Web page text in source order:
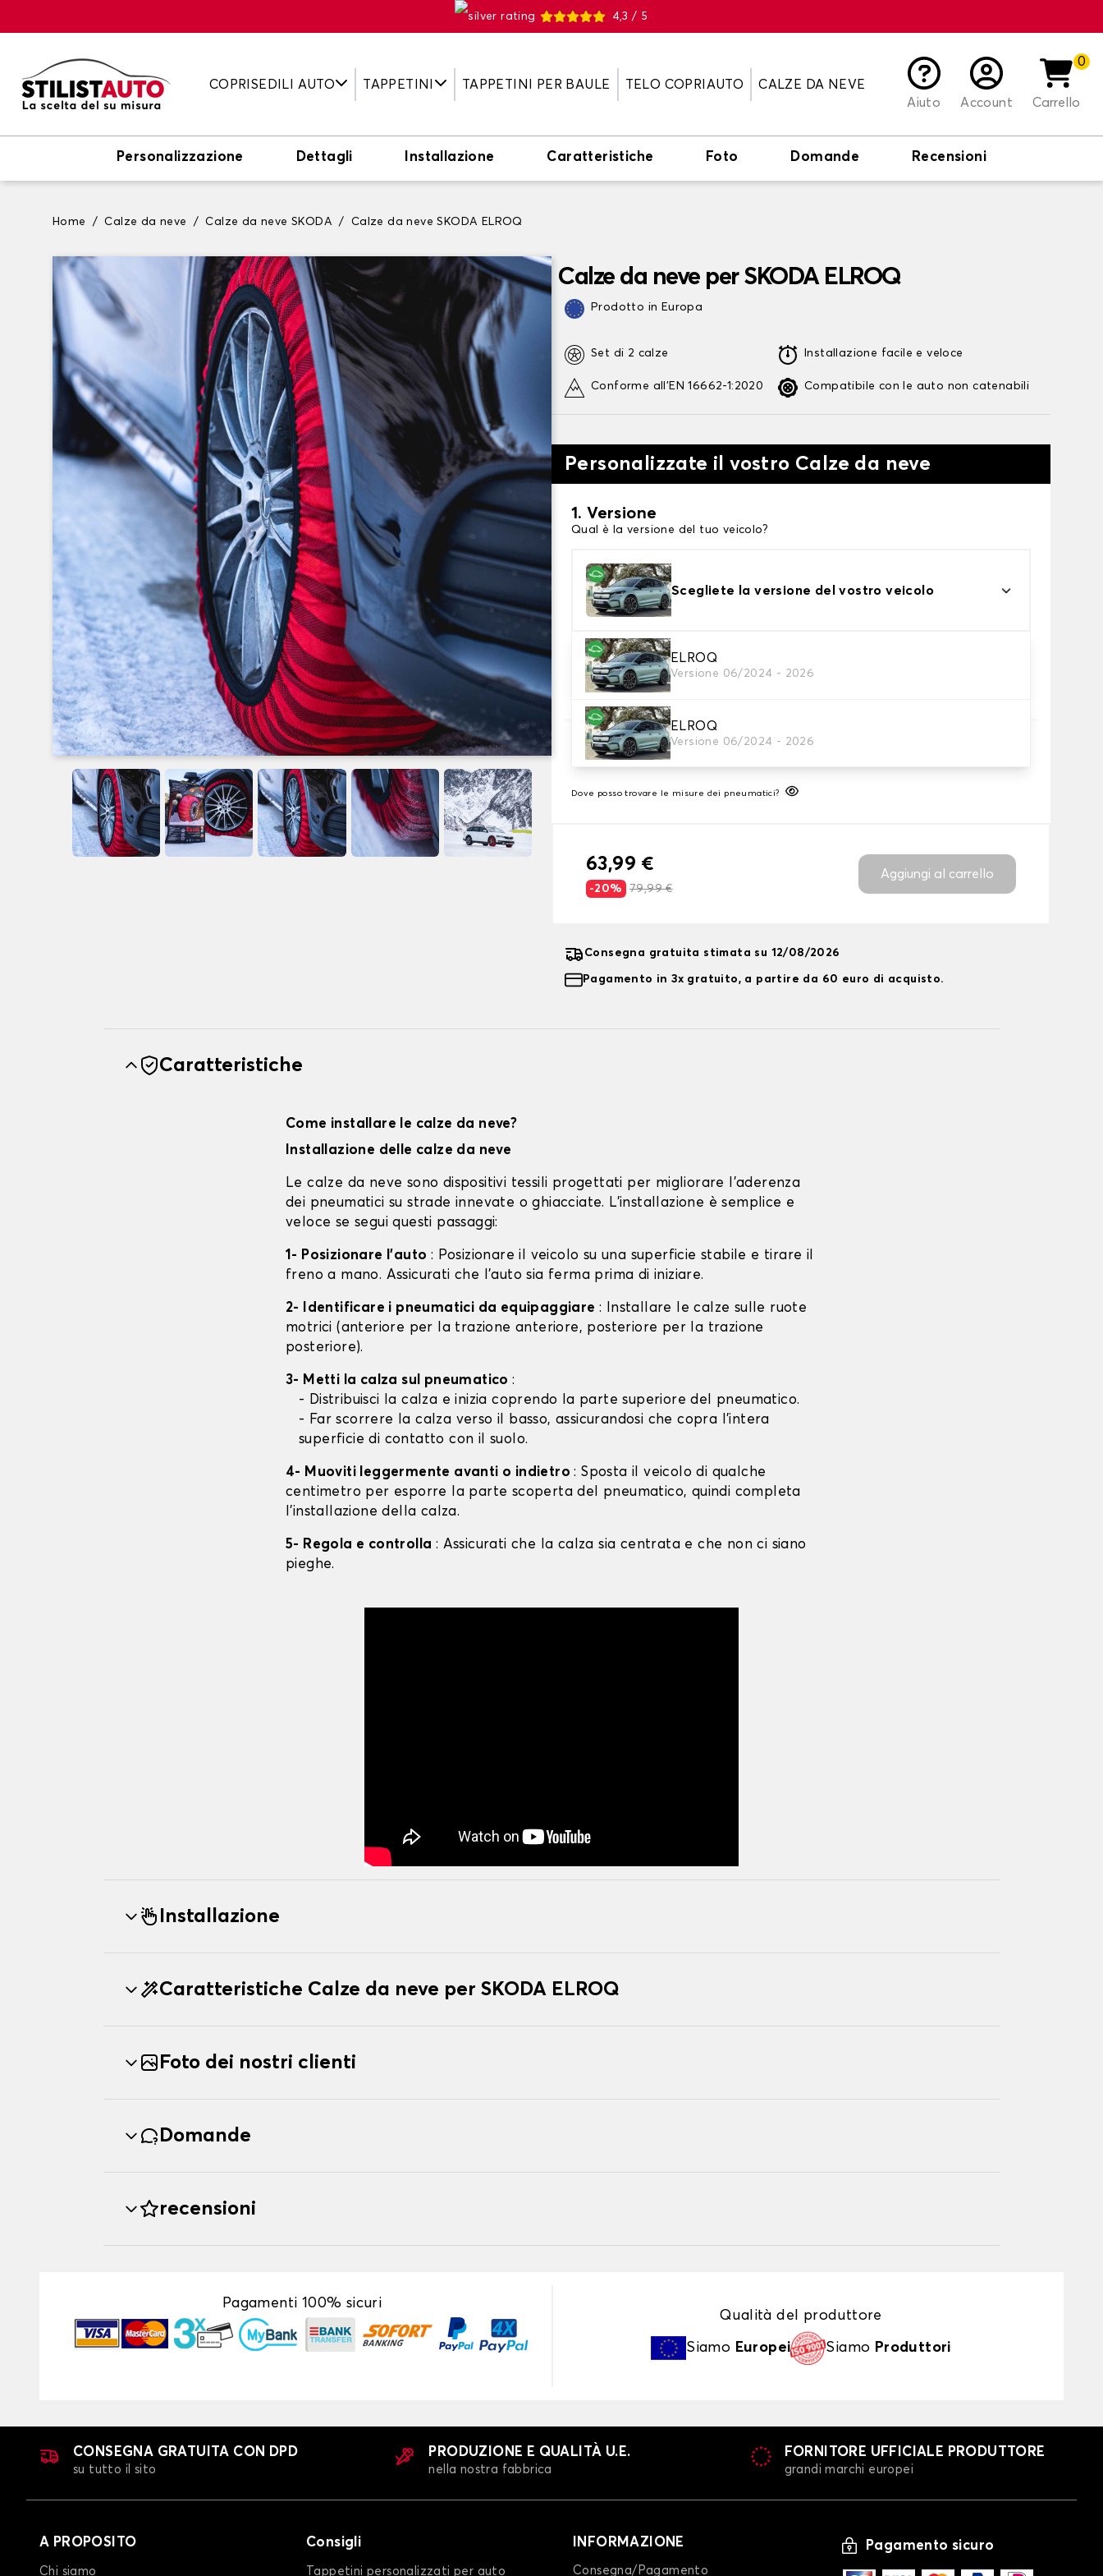
4,3 / 5
COPRISEDILI AUTO TAPPETINI TAPPETINI PER BAULE TELO COPRIAUTO
CALZE DA NEVE
Aiuto
Account
0
Carrello
Personalizzazione Dettagli Installazione Caratteristiche Foto Domande Recensioni
Home Calze da neve Calze da neve SKODA Calze da neve SKODA ELROQ
Calze da neve per SKODA ELROQ
Prodotto in Europa
Set di 2 calze
Conforme all'EN 16662-1:2020
Installazione facile e veloce
Compatibile con le auto non catenabili
Personalizzate il vostro Calze da neve
1. Versione
Qual è la versione del tuo veicolo?
Scegliete la versione del vostro veicolo
ELROQ
Versione 06/2024 - 2026
ELROQ
Versione 06/2024 - 2026
2. Finitura a calza
Scegli le calze da neve adatte alle tue necessità
3. Dimensioni
Inserire le dimensioni del pneumatico
Dove posso trovare le misure dei pneumatici?
63,99 €
-20% 79,99 €
Aggiungi al carrello
Consegna gratuita stimata su 12/08/2026
Pagamento in 3x gratuito, a partire da 60 euro di acquisto.
Caratteristiche
Come installare le calze da neve?
Installazione delle calze da neve
Le calze da neve sono dispositivi tessili progettati per migliorare l'aderenza
dei pneumatici su strade innevate o ghiacciate. L'installazione è semplice e
veloce se segui questi passaggi:
1- Posizionare l'auto : Posizionare il veicolo su una superficie stabile e tirare il
freno a mano. Assicurati che l'auto sia ferma prima di iniziare.
2- Identificare i pneumatici da equipaggiare : Installare le calze sulle ruote
motrici (anteriore per la trazione anteriore, posteriore per la trazione
posteriore).
3- Metti la calza sul pneumatico:
- Distribuisci la calza e inizia coprendo la parte superiore del pneumatico.
- Far scorrere la calza verso il basso, assicurandosi che copra l'intera
superficie di contatto con il suolo.
4- Muoviti leggermente avanti o indietro: Sposta il veicolo di qualche
centimetro per esporre la parte scoperta del pneumatico, quindi completa
l'installazione della calza.
5- Regola e controlla : Assicurati che la calza sia centrata e che non ci siano
pieghe.
Installazione
Caratteristiche Calze da neve per SKODA ELROQ
Foto dei nostri clienti
Domande
recensioni
Pagamenti 100% sicuri
Qualità del produttore
Siamo Europei Siamo Produttori
CONSEGNA GRATUITA CON DPD
su tutto il sito
PRODUZIONE E QUALITÀ U.E.
nella nostra fabbrica
FORNITORE UFFICIALE PRODUTTORE
grandi marchi europei
A PROPOSITO
Chi siamo
Consigli
Tappetini personalizzati per auto
INFORMAZIONE
Consegna/Pagamento
Pagamento sicuro